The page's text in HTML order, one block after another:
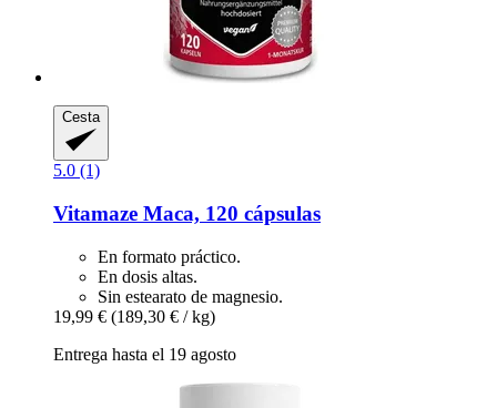
Cesta
5.0 (1)
Vitamaze Maca, 120 cápsulas
En formato práctico.
En dosis altas.
Sin estearato de magnesio.
19,99 € (189,30 € / kg)
Entrega hasta el 19 agosto